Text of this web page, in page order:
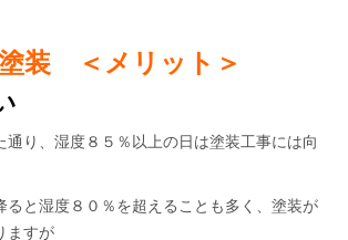
装 ＜メリット＞
通り、湿度８５％以上の日は塗装工事には向
ると湿度８０％を超えることも多く、塗装が
ますが